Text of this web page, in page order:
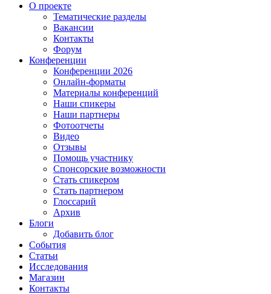
О проекте
Тематические разделы
Вакансии
Контакты
Форум
Конференции
Конференции 2026
Онлайн-форматы
Материалы конференций
Наши спикеры
Наши партнеры
Фотоотчеты
Видео
Отзывы
Помощь участнику
Спонсорские возможности
Стать спикером
Стать партнером
Глоссарий
Архив
Блоги
Добавить блог
События
Статьи
Исследования
Магазин
Контакты